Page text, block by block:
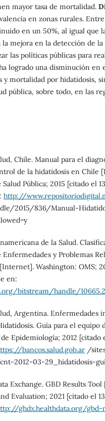
mayor tasa de mortalidad.
en zonas rurales. Entre
en un 50%, al igual que
la mejora en la detección de
las políticas públicas para
logrado una disminución en
y mortalidad por hidatidosis,
pública, sobre todo, en las
Chile. Manual para el
de la hidatidosis en Chile
Salud Pública; 2015 [citado el
http://
2015/836/Manual-
de la Salud.
y Problemas
Washington: OMS;
en:
bitstream/handle/
Argentina. Enfermedades
Guía para el equipo
Epidemiología; 2012 [citado
bancos.salud.gob.ar /
2012-03-29_hidatidosis-
Exchange. GBD Results
Evaluation; 2021 [citado el
ghdx.healthdata.org/gbd-